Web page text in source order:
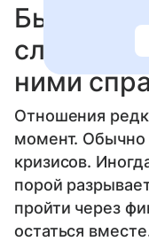
Быт и
ними
Отношения
момент. Обычно
кризисов.
порой
пройти через
остаться